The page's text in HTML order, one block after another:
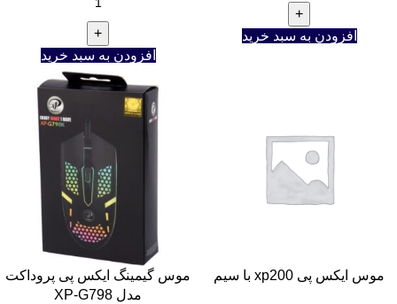
افزودن به سبد خرید
افزودن به سبد خرید
موس ایکس پی xp200 با سیم
موس گیمینگ ایکس پی پروداکت
مدل XP-G798